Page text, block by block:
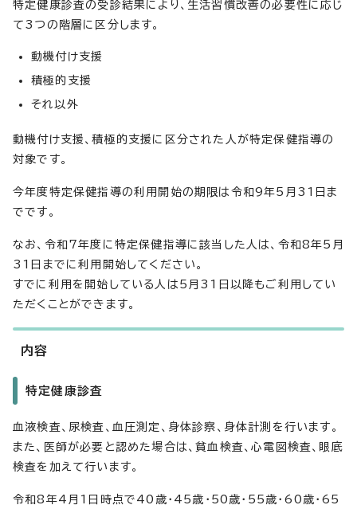
特定健康診査の受診結果により、生活習慣改善の必要性に応じ
て3つの階層に区分します。
動機付け支援
積極的支援
それ以外
動機付け支援、積極的支援に区分された人が特定保健指導の
対象です。
今年度特定保健指導の利用開始の期限は令和9年5月31日ま
でです。
なお、令和7年度に特定保健指導に該当した人は、令和8年5月
31日までに利用開始してください。
すでに利用を開始している人は5月31日以降もご利用してい
ただくことができます。
内容
特定健康診査
血液検査、尿検査、血圧測定、身体診察、身体計測を行います。
また、医師が必要と認めた場合は、貧血検査、心電図検査、眼底
検査を加えて行います。
令和8年4月1日時点で40歳・45歳・50歳・55歳・60歳・65